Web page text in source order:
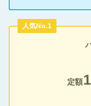
人気No.1
定額